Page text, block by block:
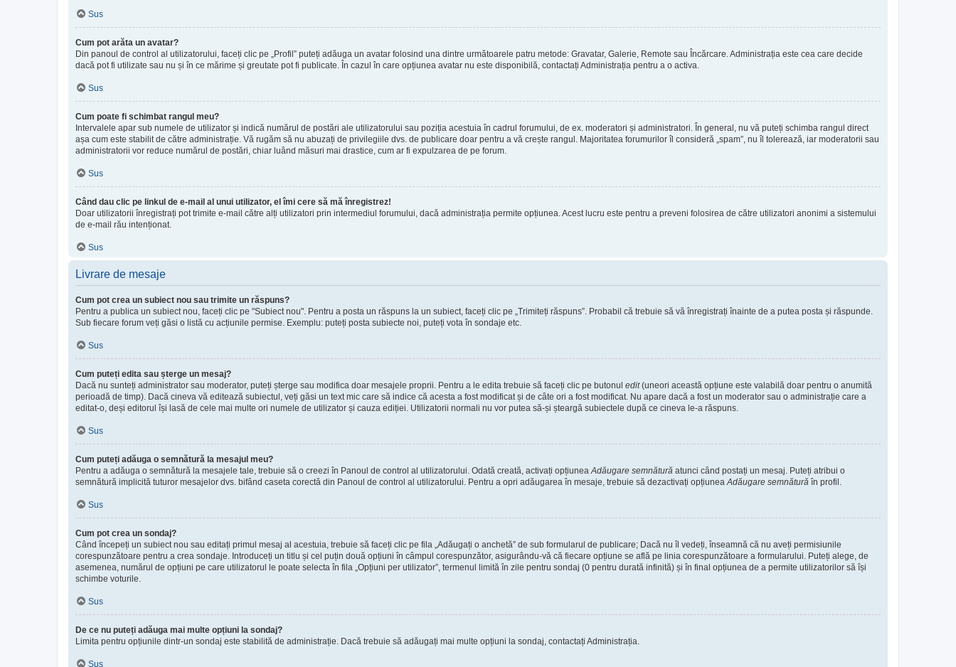
Sus
Cum pot arăta un avatar?
Din panoul de control al utilizatorului, faceți clic pe „Profil” puteți adăuga un avatar folosind una dintre următoarele patru metode: Gravatar, Galerie, Remote sau Încărcare. Administrația este cea care decide
dacă pot fi utilizate sau nu și în ce mărime și greutate pot fi publicate. În cazul în care opțiunea avatar nu este disponibilă, contactați Administrația pentru a o activa.
Sus
Cum poate fi schimbat rangul meu?
Intervalele apar sub numele de utilizator și indică numărul de postări ale utilizatorului sau poziția acestuia în cadrul forumului, de ex. moderatori și administratori. În general, nu vă puteți schimba rangul direct
așa cum este stabilit de către administrație. Vă rugăm să nu abuzați de privilegiile dvs. de publicare doar pentru a vă crește rangul. Majoritatea forumurilor îl consideră „spam”, nu îl tolerează, iar moderatorii sau
administratorii vor reduce numărul de postări, chiar luând măsuri mai drastice, cum ar fi expulzarea de pe forum.
Sus
Când dau clic pe linkul de e-mail al unui utilizator, el îmi cere să mă înregistrez!
Doar utilizatorii înregistrați pot trimite e-mail către alți utilizatori prin intermediul forumului, dacă administrația permite opțiunea. Acest lucru este pentru a preveni folosirea de către utilizatori anonimi a sistemului
de e-mail rău intenționat.
Sus
Livrare de mesaje
Cum pot crea un subiect nou sau trimite un răspuns?
Pentru a publica un subiect nou, faceți clic pe "Subiect nou". Pentru a posta un răspuns la un subiect, faceți clic pe „Trimiteți răspuns”. Probabil că trebuie să vă înregistrați înainte de a putea posta și răspunde.
Sub fiecare forum veți găsi o listă cu acțiunile permise. Exemplu: puteți posta subiecte noi, puteți vota în sondaje etc.
Sus
Cum puteți edita sau șterge un mesaj?
Dacă nu sunteți administrator sau moderator, puteți șterge sau modifica doar mesajele proprii. Pentru a le edita trebuie să faceți clic pe butonul edit(uneori această opțiune este valabilă doar pentru o anumită
perioadă de timp). Dacă cineva vă editează subiectul, veți găsi un text mic care să indice că acesta a fost modificat și de câte ori a fost modificat. Nu apare dacă a fost un moderator sau o administrație care a
editat-o, deși editorul își lasă de cele mai multe ori numele de utilizator și cauza ediției. Utilizatorii normali nu vor putea să-și șteargă subiectele după ce cineva le-a răspuns.
Sus
Cum puteți adăuga o semnătură la mesajul meu?
Pentru a adăuga o semnătură la mesajele tale, trebuie să o creezi în Panoul de control al utilizatorului. Odată creată, activați opțiunea Adăugare semnătură atunci când postați un mesaj. Puteți atribui o
semnătură implicită tuturor mesajelor dvs. bifând caseta corectă din Panoul de control al utilizatorului. Pentru a opri adăugarea în mesaje, trebuie să dezactivați opțiunea Adăugare semnătură în profil.
Sus
Cum pot crea un sondaj?
Când începeți un subiect nou sau editați primul mesaj al acestuia, trebuie să faceți clic pe fila „Adăugați o anchetă” de sub formularul de publicare; Dacă nu îl vedeți, înseamnă că nu aveți permisiunile
corespunzătoare pentru a crea sondaje. Introduceți un titlu și cel puțin două opțiuni în câmpul corespunzător, asigurându-vă că fiecare opțiune se află pe linia corespunzătoare a formularului. Puteți alege, de
asemenea, numărul de opțiuni pe care utilizatorul le poate selecta în fila „Opțiuni per utilizator”, termenul limită în zile pentru sondaj (0 pentru durată infinită) și în final opțiunea de a permite utilizatorilor să își
schimbe voturile.
Sus
De ce nu puteți adăuga mai multe opțiuni la sondaj?
Limita pentru opțiunile dintr-un sondaj este stabilită de administrație. Dacă trebuie să adăugați mai multe opțiuni la sondaj, contactați Administrația.
Sus